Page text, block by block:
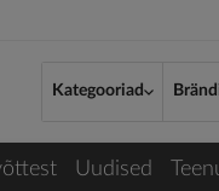
Kategooriad
Uudised